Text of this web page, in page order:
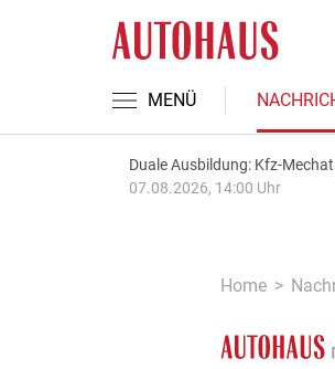
MENÜ
Duale Ausbildung: Kfz-
07.08.2026, 14:00 Uhr
Home